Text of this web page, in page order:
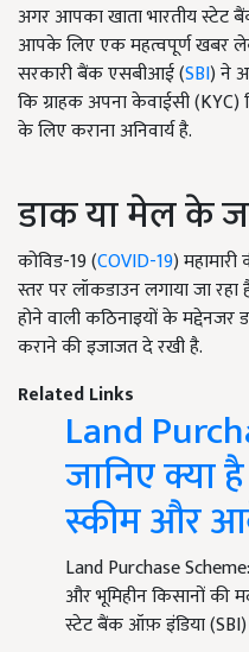
अगर आपका खाता भारतीय स्टेट
आपके लिए एक महत्वपूर्ण
सरकारी बैंक एसबीआई (SBI) ने
कि ग्राहक अपना केवाईसी
के लिए कराना अनिवार्य है.
डाक या मेल के
कोविड-19 (COVID-19)
स्तर पर लॉकडाउन लगाया जा
होने वाली कठिनाइयों के
कराने की इजाजत दे रखी है.
Related Links
Land
जानिए क्या
स्कीम और
Land Purchase
और भूमिहीन किसानों
स्टेट बैंक ऑफ़ इंडिया